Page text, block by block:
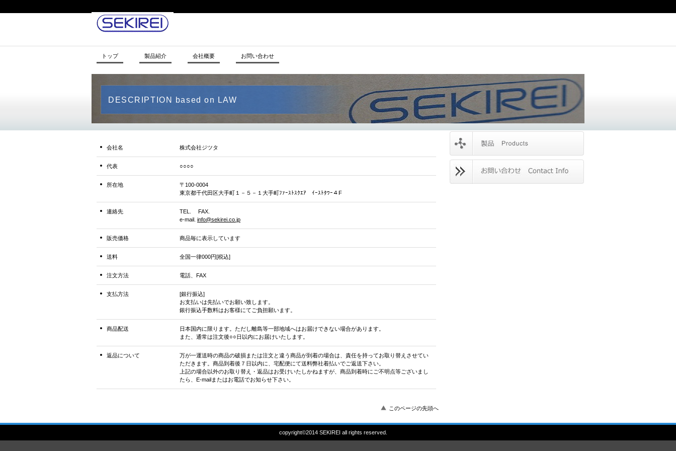
DESCRIPTION based on LAW
会社名 株式会社ジツタ
代表 ○○○○
所在地
〒100-0004
東京都千代田区大手町１－５－１大手町ﾌｧｰｽﾄｽｸｴｱ ｲｰｽﾄﾀﾜｰ４F
連絡先
TEL. FAX.
e-mail. info@sekirei.co.jp
販売価格 商品毎に表示しています
送料 全国一律000円[税込]
注文方法 電話、FAX
支払方法
[銀行振込]
お支払いは先払いでお願い致します。
銀行振込手数料はお客様にてご負担願います。
商品配送
日本国内に限ります。ただし離島等一部地域へはお届けできない場合があります。
また、通常は注文後○○日以内にお届けいたします。
返品について
万が一運送時の商品の破損または注文と違う商品が到着の場合は、責任を持ってお取り替えさせてい
ただきます。商品到着後７日以内に、宅配便にて送料弊社着払いでご返送下さい。
上記の場合以外のお取り替え・返品はお受けいたしかねますが、商品到着時にご不明点等ございまし
たら、E-mailまたはお電話でお知らせ下さい。
このページの先頭へ
トップ 製品紹介 会社概要 お問い合わせ
copyright©2014 SEKIREI all rights reserved.